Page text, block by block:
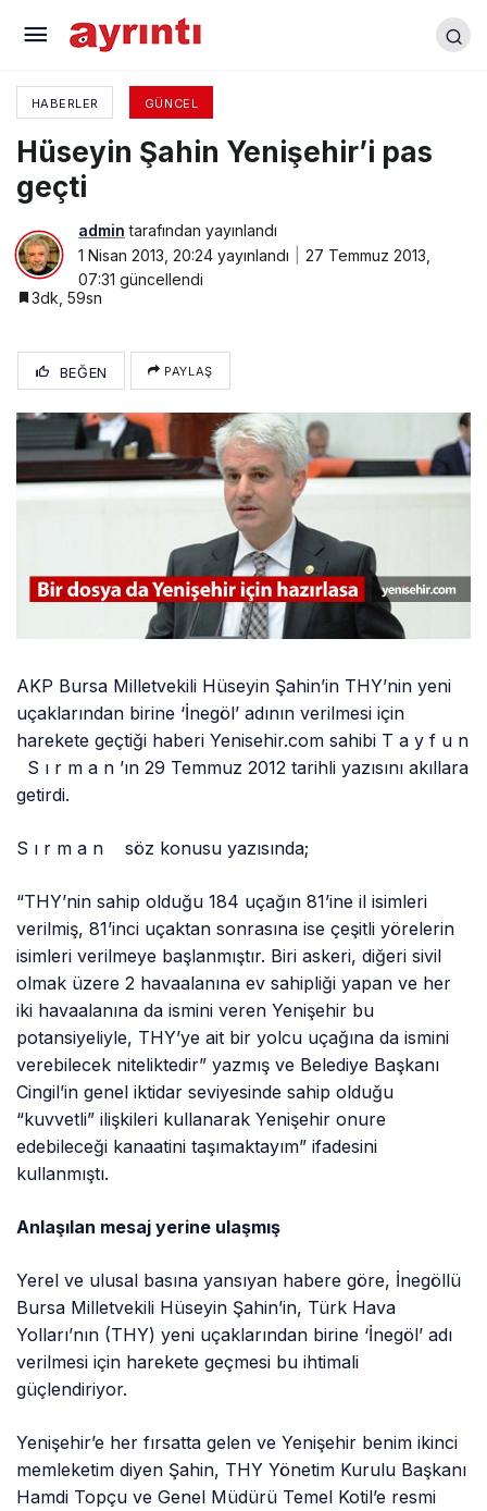
HABERLER GÜNCEL
Hüseyin Şahin Yenişehir’i pas
geçti
admin tarafından yayınlandı
1 Nisan 2013, 20:24 yayınlandı
27 Temmuz 2013,
07:31 güncellendi
3dk, 59sn
BEĞEN PAYLAŞ
AKP Bursa Milletvekili Hüseyin Şahin’in THY’nin yeni
uçaklarından birine ‘İnegöl’ adının verilmesi için
harekete geçtiği haberi Yenisehir.com sahibi T a y f u n
S ı r m a n ’ın 29 Temmuz 2012 tarihli yazısını akıllara
getirdi.
S ı r m a n söz konusu yazısında;
“THY’nin sahip olduğu 184 uçağın 81’ine il isimleri
verilmiş, 81’inci uçaktan sonrasına ise çeşitli yörelerin
isimleri verilmeye başlanmıştır. Biri askeri, diğeri sivil
olmak üzere 2 havaalanına ev sahipliği yapan ve her
iki havaalanına da ismini veren Yenişehir bu
potansiyeliyle, THY’ye ait bir yolcu uçağına da ismini
verebilecek niteliktedir” yazmış ve Belediye Başkanı
Cingil’in genel iktidar seviyesinde sahip olduğu
“kuvvetli” ilişkileri kullanarak Yenişehir onure
edebileceği kanaatini taşımaktayım” ifadesini
kullanmıştı.
Anlaşılan mesaj yerine ulaşmış
Yerel ve ulusal basına yansıyan habere göre, İnegöllü
Bursa Milletvekili Hüseyin Şahin’in, Türk Hava
Yolları’nın (THY) yeni uçaklarından birine ‘İnegöl’ adı
verilmesi için harekete geçmesi bu ihtimali
güçlendiriyor.
Yenişehir’e her fırsatta gelen ve Yenişehir benim ikinci
memleketim diyen Şahin, THY Yönetim Kurulu Başkanı
Hamdi Topçu ve Genel Müdürü Temel Kotil’e resmi
İYAD Londra Temsilciliği açıldı